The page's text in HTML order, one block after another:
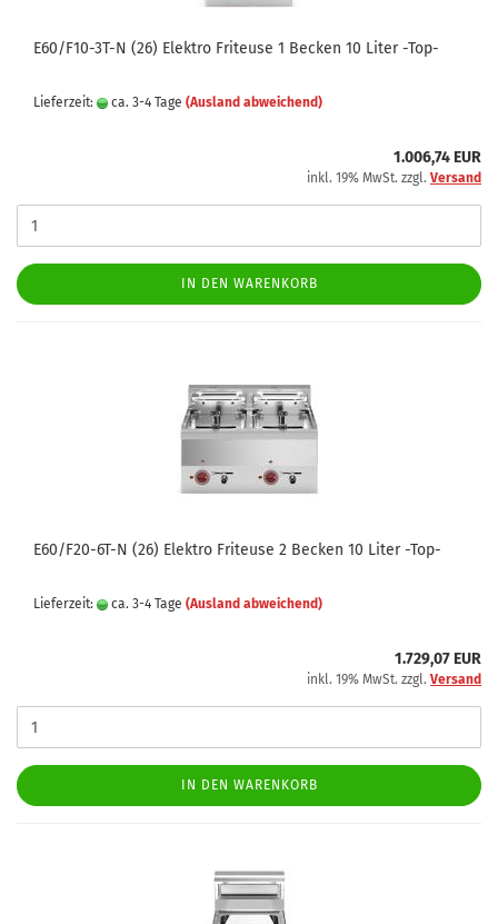
E60/F10-3T-N (26) Elektro Friteuse 1 Becken 10 Liter -Top-
Lieferzeit: ca. 3-4 Tage (Ausland abweichend)
1.006,74 EUR
inkl. 19% MwSt. zzgl. Versand
IN DEN WARENKORB
E60/F20-6T-N (26) Elektro Friteuse 2 Becken 10 Liter -Top-
Lieferzeit: ca. 3-4 Tage (Ausland abweichend)
1.729,07 EUR
inkl. 19% MwSt. zzgl. Versand
IN DEN WARENKORB